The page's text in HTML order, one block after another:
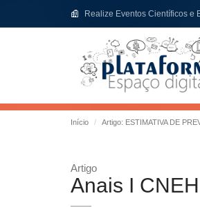
Realize Eventos Científicos e
Início Artigo: ESTIMATIVA DE
Artigo
Anais I CNEH